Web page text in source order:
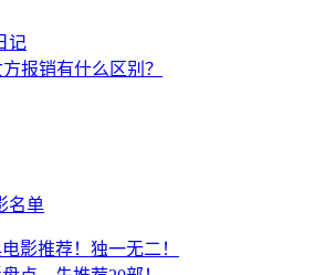
记
报销有什么区别？
名单
影推荐！独一无二！